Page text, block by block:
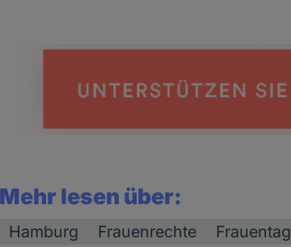
Mehr lesen über:
Hamburg Frauenrechte Frauentag